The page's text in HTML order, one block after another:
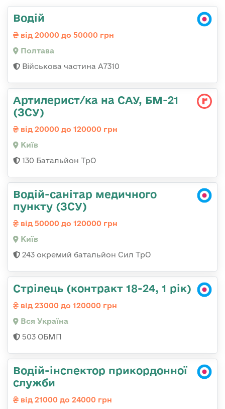
Водій
від 20000 до 50000 грн
Полтава
Військова частина A7310
Артилерист/ка на САУ, БМ-21
(ЗСУ)
від 20000 до 120000 грн
Київ
130 Батальйон ТрО
Водій-санітар медичного
пункту (ЗСУ)
від 50000 до 120000 грн
Київ
243 окремий батальйон Сил ТрО
Стрілець (контракт 18-24, 1 рік)
від 23000 до 120000 грн
Вся Україна
503 ОБМП
Водій-інспектор прикордонної
служби
від 21000 до 24000 грн